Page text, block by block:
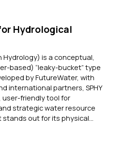
Hydrological
Hydrology) is a conceptual,
based) “leaky-bucket” type
by FutureWater, with
international partners, SPHY
user-friendly tool for
strategic water resource
out for its physical...